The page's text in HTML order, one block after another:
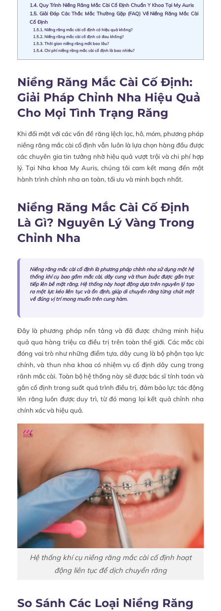
1.4. Quy Trình Niềng Răng Mắc Cài Cố Định Chuẩn Y Khoa Tại My Auris
1.5. Giải Đáp Các Thắc Mắc Thường Gặp (FAQ) Về Niềng Răng Mắc Cài
Cố Định
1.5.1. Niềng răng mắc cài cố định có hiệu quả không?
1.5.2. Niềng răng mắc cài cố định có đau không?
1.5.3. Thời gian niềng răng mất bao lâu?
1.5.4. Chi phí niềng răng mắc cài cố định là bao nhiêu?
Niềng Răng Mắc Cài Cố Định:
Giải Pháp Chỉnh Nha Hiệu Quả
Cho Mọi Tình Trạng Răng
Khi đối mặt với các vấn đề răng lệch lạc, hô, móm, phương pháp
niềng răng mắc cài cố định vẫn luôn là lựa chọn hàng đầu được
các chuyên gia tin tưởng nhờ hiệu quả vượt trội và chi phí hợp
lý. Tại Nha khoa My Auris, chúng tôi cam kết mang đến một
hành trình chỉnh nha an toàn, tối ưu và minh bạch nhất.
Niềng Răng Mắc Cài Cố Định
Là Gì? Nguyên Lý Vàng Trong
Chỉnh Nha
Niềng răng mắc cài cố định là phương pháp chỉnh nha sử dụng một hệ
thống khí cụ bao gồm mắc cài, dây cung và thun buộc được gắn trực
tiếp lên bề mặt răng. Hệ thống này hoạt động dựa trên nguyên lý tạo
ra một lực kéo liên tục và ổn định, giúp di chuyển răng từng chút một
về đúng vị trí mong muốn trên cung hàm.
Đây là phương pháp nền tảng và đã được chứng minh hiệu
quả qua hàng triệu ca điều trị trên toàn thế giới. Các mắc cài
đóng vai trò như những điểm tựa, dây cung là bộ phận tạo lực
chính, và thun nha khoa có nhiệm vụ cố định dây cung trong
rãnh mắc cài. Toàn bộ hệ thống này sẽ được bác sĩ tính toán và
gắn cố định trong suốt quá trình điều trị, đảm bảo lực tác động
lên răng luôn được duy trì, từ đó mang lại kết quả chỉnh nha
chính xác và hiệu quả.
Hệ thống khí cụ niềng răng mắc cài cố định hoạt
động liên tục để dịch chuyển răng
So Sánh Các Loại Niềng Răng